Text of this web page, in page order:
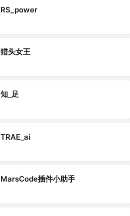
RS_power
猎头女王
知_足
TRAE_ai
MarsCode插件小助手